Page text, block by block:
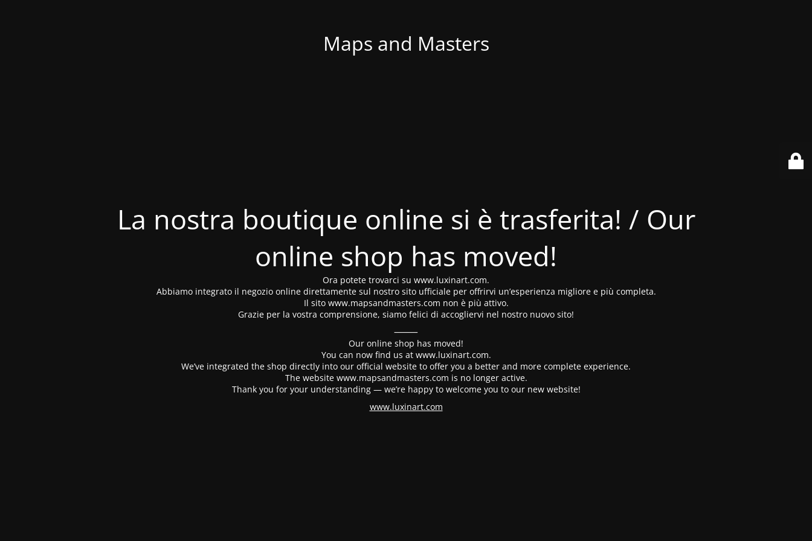
Maps and Masters
La nostra boutique online si è trasferita! / Our
online shop has moved!
Ora potete trovarci su www.luxinart.com.
Abbiamo integrato il negozio online direttamente sul nostro sito ufficiale per offrirvi un’esperienza migliore e più completa.
Il sito www.mapsandmasters.com non è più attivo.
Grazie per la vostra comprensione, siamo felici di accogliervi nel nostro nuovo sito!
⸻
Our online shop has moved!
You can now find us at www.luxinart.com.
We’ve integrated the shop directly into our official website to offer you a better and more complete experience.
The website www.mapsandmasters.com is no longer active.
Thank you for your understanding — we’re happy to welcome you to our new website!
www.luxinart.com